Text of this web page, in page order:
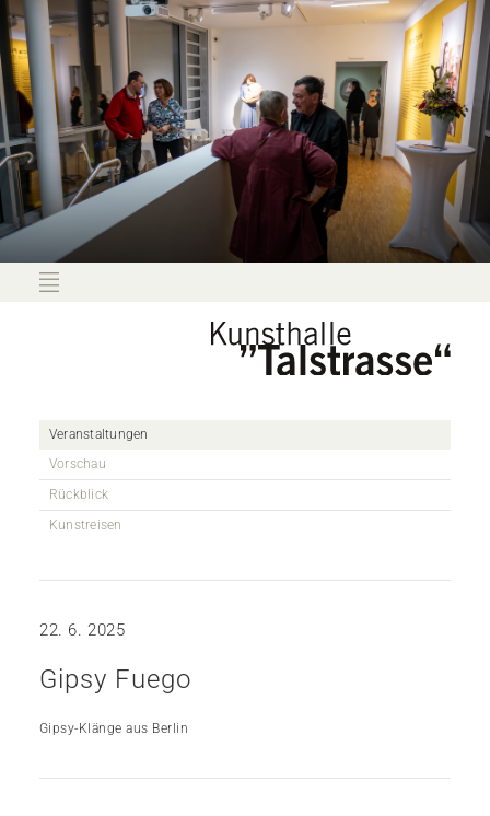
Veranstaltungen
Vorschau
Rückblick
Kunstreisen
22. 6. 2025
Gipsy Fuego
Gipsy-Klänge aus Berlin